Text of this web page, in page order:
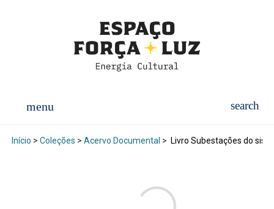
Início > Coleções > Acervo Documental > Livro Subestações do